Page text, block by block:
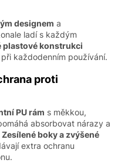
designem a
ladí s každým
plastové konstrukci
každodenním používání.
proti
PU rám s měkkou,
absorbovat nárazy a
Zesílené boky a zvýšené
extra ochranu